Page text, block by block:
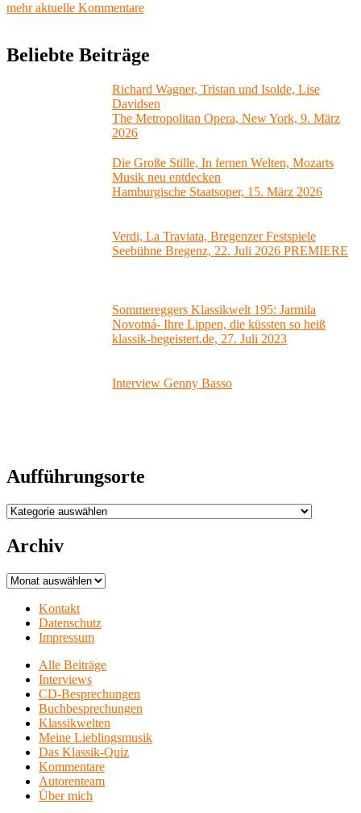
mehr aktuelle Kommentare
Beliebte Beiträge
Richard Wagner, Tristan und Isolde, Lise
Davidsen
The Metropolitan Opera, New York, 9. März
2026
Die Große Stille, In fernen Welten, Mozarts
Musik neu entdecken
Hamburgische Staatsoper, 15. März 2026
Verdi, La Traviata, Bregenzer Festspiele
Seebühne Bregenz, 22. Juli 2026 PREMIERE
Sommereggers Klassikwelt 195: Jarmila
Novotná- Ihre Lippen, die küssten so heiß
klassik-begeistert.de, 27. Juli 2023
Interview Genny Basso
Aufführungsorte
Aufführungsorte
Archiv
Archiv
Kontakt
Datenschutz
Impressum
Alle Beiträge
Interviews
CD-Besprechungen
Buchbesprechungen
Klassikwelten
Meine Lieblingsmusik
Das Klassik-Quiz
Kommentare
Autorenteam
Über mich